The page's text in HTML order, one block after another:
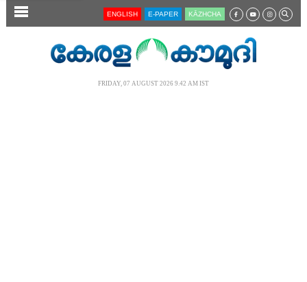
SECTIONS ENGLISH E-PAPER KĀZHCHA
FRIDAY, 07 AUGUST 2026 9.42 AM IST